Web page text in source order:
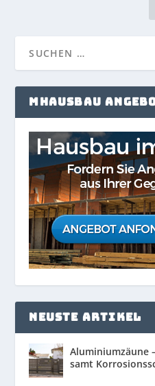
MHAUSBAU
NEUSTE ARTIKEL
Aluminiumzäune
samt